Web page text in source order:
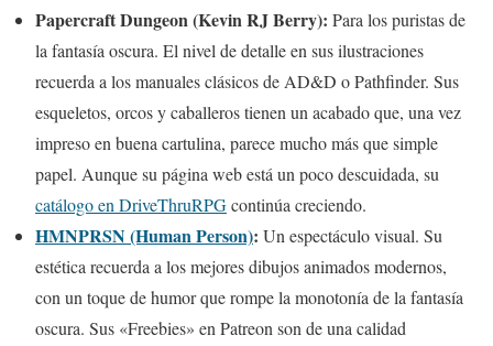
Papercraft Dungeon (Kevin RJ Berry): Para los puristas de
la fantasía oscura. El nivel de detalle en sus ilustraciones
recuerda a los manuales clásicos de AD&D o Pathfinder. Sus
esqueletos, orcos y caballeros tienen un acabado que, una vez
impreso en buena cartulina, parece mucho más que simple
papel. Aunque su página web está un poco descuidada, su
catálogo en DriveThruRPGcontinúa creciendo.
HMNPRSN (Human Person): Un espectáculo visual. Su
estética recuerda a los mejores dibujos animados modernos,
con un toque de humor que rompe la monotonía de la fantasía
oscura. Sus «Freebies» en Patreon son de una calidad